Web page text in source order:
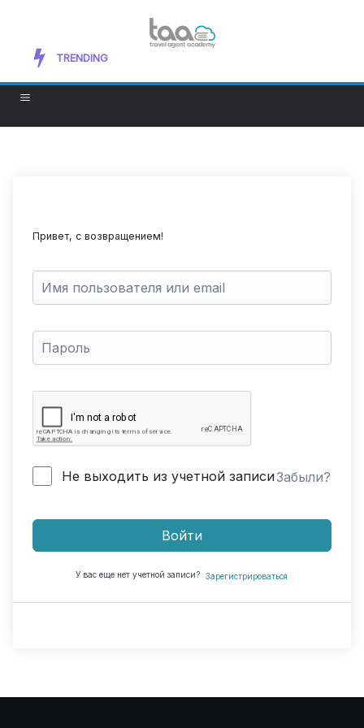
TRENDING
Exploring New Mediums to Improve Your
Привет, с возвращением!
Не выходить из учетной записиЗабыли?
Войти
У вас еще нет учетной записи? Зарегистрироваться